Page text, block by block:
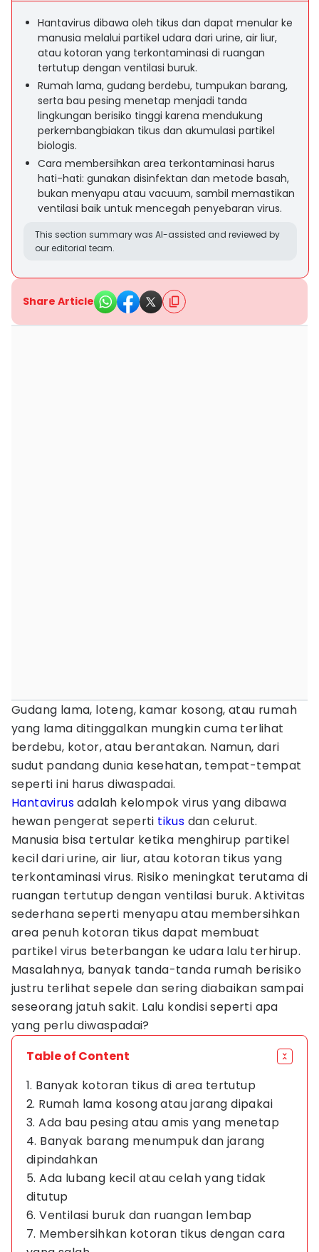
Hantavirus dibawa oleh tikus dan dapat menular ke
manusia melalui partikel udara dari urine, air liur,
atau kotoran yang terkontaminasi di ruangan
tertutup dengan ventilasi buruk.
Rumah lama, gudang berdebu, tumpukan barang,
serta bau pesing menetap menjadi tanda
lingkungan berisiko tinggi karena mendukung
perkembangbiakan tikus dan akumulasi partikel
biologis.
Cara membersihkan area terkontaminasi harus
hati-hati: gunakan disinfektan dan metode basah,
bukan menyapu atau vacuum, sambil memastikan
ventilasi baik untuk mencegah penyebaran virus.
This section summary was AI-assisted and reviewed by
our editorial team.
Share Article
Gudang lama, loteng, kamar kosong, atau rumah
yang lama ditinggalkan mungkin cuma terlihat
berdebu, kotor, atau berantakan. Namun, dari
sudut pandang dunia kesehatan, tempat-tempat
seperti ini harus diwaspadai.
Hantavirusadalah kelompok virus yang dibawa
hewan pengerat seperti tikus dan celurut.
Manusia bisa tertular ketika menghirup partikel
kecil dari urine, air liur, atau kotoran tikus yang
terkontaminasi virus. Risiko meningkat terutama di
ruangan tertutup dengan ventilasi buruk. Aktivitas
sederhana seperti menyapu atau membersihkan
area penuh kotoran tikus dapat membuat
partikel virus beterbangan ke udara lalu terhirup.
Masalahnya, banyak tanda-tanda rumah berisiko
justru terlihat sepele dan sering diabaikan sampai
seseorang jatuh sakit. Lalu kondisi seperti apa
yang perlu diwaspadai?
Table of Content
1. Banyak kotoran tikus di area tertutup
2. Rumah lama kosong atau jarang dipakai
3. Ada bau pesing atau amis yang menetap
4. Banyak barang menumpuk dan jarang
dipindahkan
5. Ada lubang kecil atau celah yang tidak
ditutup
6. Ventilasi buruk dan ruangan lembap
7. Membersihkan kotoran tikus dengan cara